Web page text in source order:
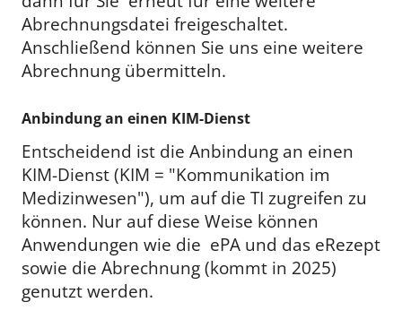
Abrechnungsdatei freigeschaltet.
Anschließend können Sie uns eine weitere
Abrechnung übermitteln.
Anbindung an einen KIM-Dienst
Entscheidend ist die Anbindung an einen
KIM-Dienst (KIM = "Kommunikation im
Medizinwesen"), um auf die TI zugreifen zu
können. Nur auf diese Weise können
Anwendungen wie die ePA und das eRezept
sowie die Abrechnung (kommt in 2025)
genutzt werden.